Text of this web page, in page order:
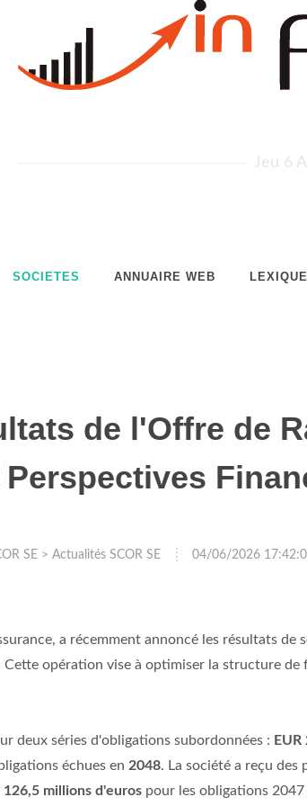
Jeu 6
SOCIETES ANNUAIRE WEB LEXIQUE
de l'Offre de
SE > Actualités SCOR SE 04/06/2026
a récemment annoncé les résultats de
opération vise à optimiser la structure de
deux séries d'obligations subordonnées :
échues en 2048. La société a reçu
126,5 millions d'euros pour les obligations
des informations sur votre utilisation de
qui peuvent les combiner avec d'autres
lors de votre utilisation de leurs services.
(1910) →